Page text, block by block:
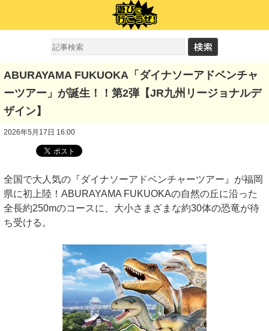
ABURAYAMA FUKUOKA「ダイナソーアドベンチャ
ーツアー」が誕生！！第2弾【JR九州リージョナルデ
ザイン】
2026年5月17日 16:00
全国で大人気の『ダイナソーアドベンチャーツアー』が福岡
県に初上陸！ABURAYAMA FUKUOKAの自然の丘に沿った
全長約250mのコースに、大小さまざまな約30体の恐竜が待
ち受ける。